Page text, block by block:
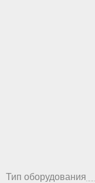
Тип оборудования